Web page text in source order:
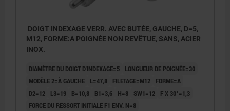
DOIGT INDEXAGE VERR. AVEC BUTÉE, GAUCHE, D=5,
M12, FORME:A POIGNÉE NON REVÊTUE, SANS, ACIER
INOX.
DIAMÈTRE DU DOIGT D'INDEXAGE=5
LONGUEUR DE POIGNÉE=30
MODÈLE 2=À GAUCHE
L=47,8 FILETAGE=M12
FORME=A
D2=12
L3=19 B=10,8 B1=3,6 H=8 SW1=12
F X 30°=1,3
FORCE DU RESSORT INITIALE F1 ENV. N=8